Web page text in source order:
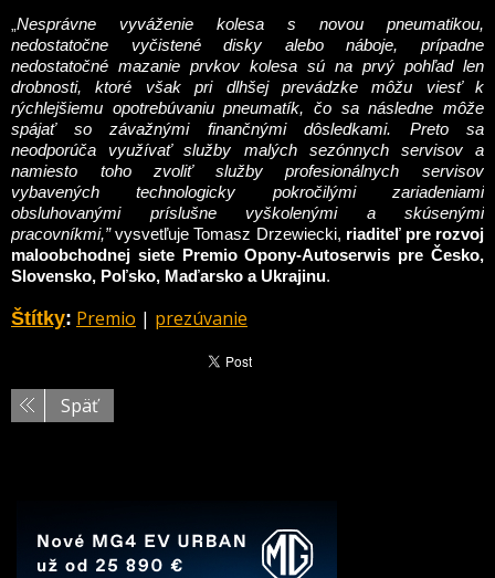
Nesprávne vyváženie kolesa s novou pneumatikou,
nedostatočne vyčistené disky alebo náboje, prípadne
nedostatočné mazanie prvkov kolesa sú na prvý pohľad len
drobnosti, ktoré však pri dlhšej prevádzke môžu viesť k
rýchlejšiemu opotrebúvaniu pneumatík, čo sa následne môže
spájať so závažnými finančnými dôsledkami. Preto sa
neodporúča využívať služby malých sezónnych servisov a
namiesto toho zvoliť služby profesionálnych servisov
vybavených technologicky pokročilými zariadeniami
obsluhovanými príslušne vyškolenými a skúsenými
pracovníkmi,”vysvetľuje Tomasz Drzewiecki, riaditeľ pre rozvoj
maloobchodnej siete Premio Opony-Autoserwis pre Česko,
Slovensko, Poľsko, Maďarsko a Ukrajinu.
Štítky: Premio | prezúvanie
Späť